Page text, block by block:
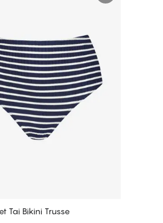
Tai Bikini Trusse